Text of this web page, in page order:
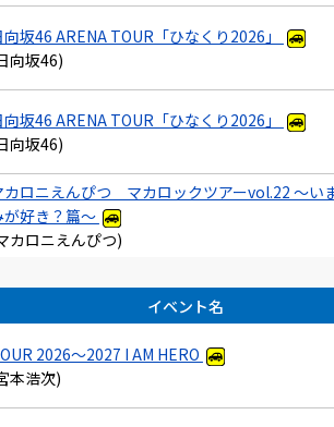
向坂46 ARENA TOUR「ひなくり2026」
向坂46)
向坂46 ARENA TOUR「ひなくり2026」
向坂46)
カロニえんぴつ マカロックツアーvol.22 ～い
が好き？篇～
カロニえんぴつ)
イベント名
2026～2027 I AM HERO
本浩次)